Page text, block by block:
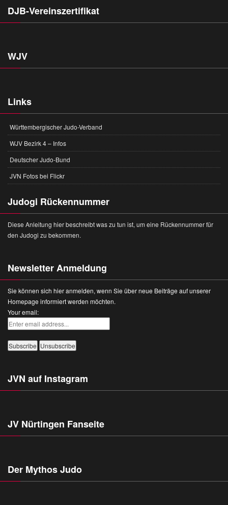
DJB-Vereinszertifikat
WJV
Links
Württembergischer Judo-Verband
WJV Bezirk 4 – Infos
Deutscher Judo-Bund
JVN Fotos bei Flickr
Judogi Rückennummer
Diese Anleitung hier beschreibt was zu tun ist, um eine Rückennummer für
den Judogi zu bekommen.
Newsletter Anmeldung
Sie können sich hier anmelden, wenn Sie über neue Beiträge auf unserer
Homepage informiert werden möchten.
Your email:
JVN auf Instagram
JV Nürtingen Fanseite
Der Mythos Judo